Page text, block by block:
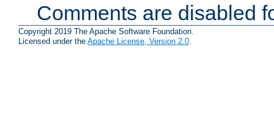
Comments are disabled
Copyright 2019 The Apache Software Foundation.
Licensed under the Apache License, Version 2.0.